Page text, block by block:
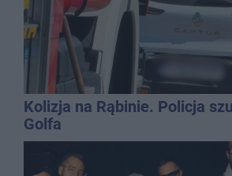
Kolizja na Rąbinie. Policja
Golfa